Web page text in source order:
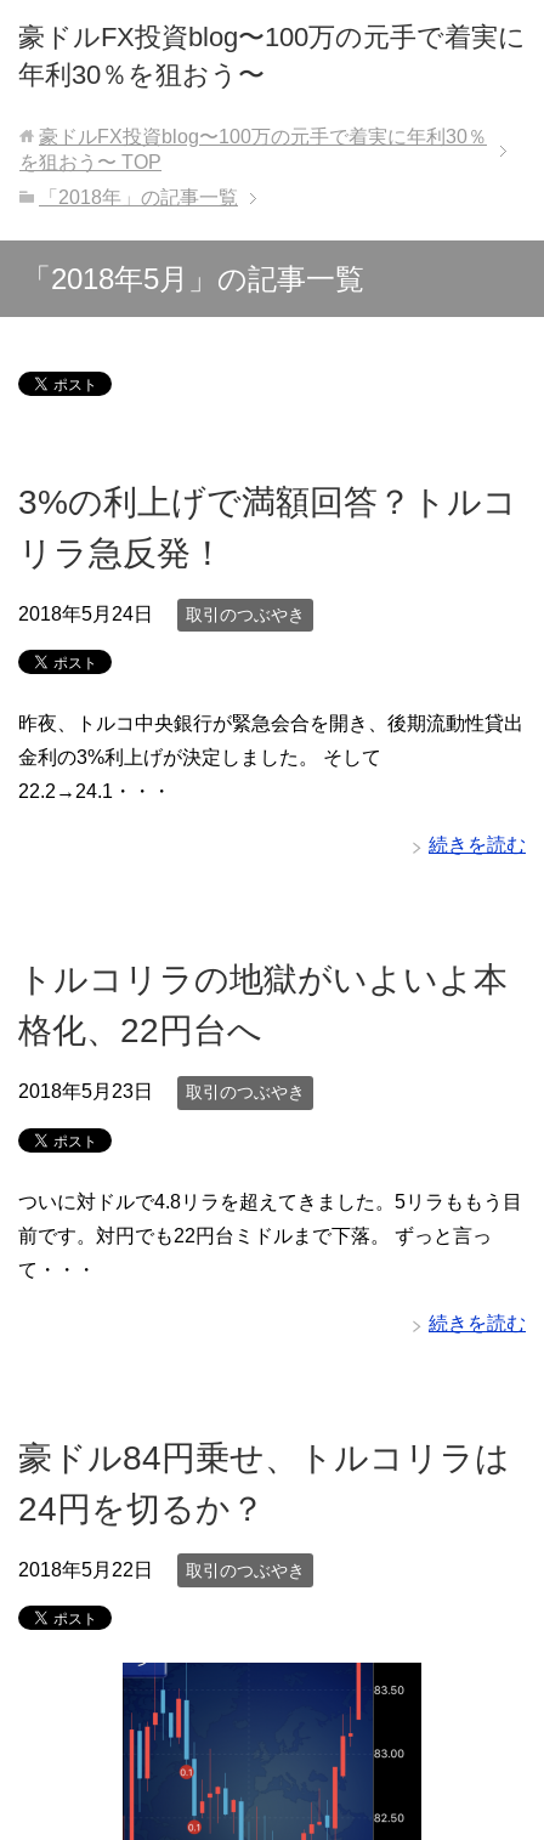
豪ドルFX投資blog〜100万の元手で着実に
年利30％を狙おう〜
豪ドルFX投資blog〜100万の元手で着実に年利30％
を狙おう〜 TOP
「2018年」の記事一覧
「2018年5月」の記事一覧
3%の利上げで満額回答？トルコ
リラ急反発！
2018年5月24日 取引のつぶやき
昨夜、トルコ中央銀行が緊急会合を開き、後期流動性貸出
金利の3%利上げが決定しました。 そして
22.2→24.1・・・
続きを読む
トルコリラの地獄がいよいよ本
格化、22円台へ
2018年5月23日 取引のつぶやき
ついに対ドルで4.8リラを超えてきました。5リラももう目
前です。対円でも22円台ミドルまで下落。 ずっと言っ
て・・・
続きを読む
豪ドル84円乗せ、トルコリラは
24円を切るか？
2018年5月22日 取引のつぶやき